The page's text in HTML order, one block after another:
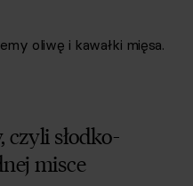
oliwę i kawałki mięsa.
czyli słodko-
misce